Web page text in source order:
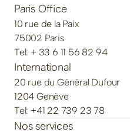
10 rue de la Paix
75002 Paris
Tel: + 33 6 11 56 82 94
Paris Office
20 rue du Général Dufour
1204 Genève
Tel: +41 22 739 23 78
International
Nos services